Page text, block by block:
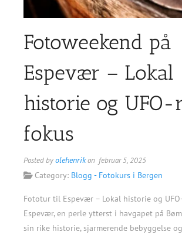
Fotoweekend på
Espevær – Lokal
historie og
fokus
Posted byolehenrikon februar 5, 2025
Category: Blogg - Fotokurs i Bergen
Fototur til Espevær – Lokal historie og
Espevær, en perle ytterst i havgapet på
sin rike historie, sjarmerende bebyggelse